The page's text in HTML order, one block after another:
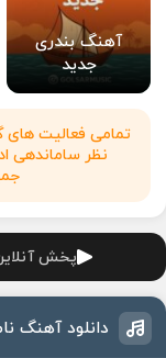
آهنگ بندری
جدید
تمامی فعالیت های
نظر ساماندهی
پخش
دانلود آهنگ